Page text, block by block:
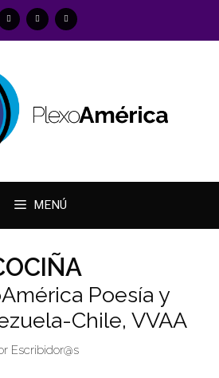
MENÚ
Poesía y
Chile, VVAA
Escribidor@s